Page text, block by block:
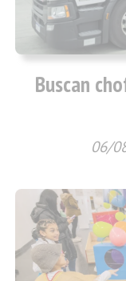
Buscan
06/